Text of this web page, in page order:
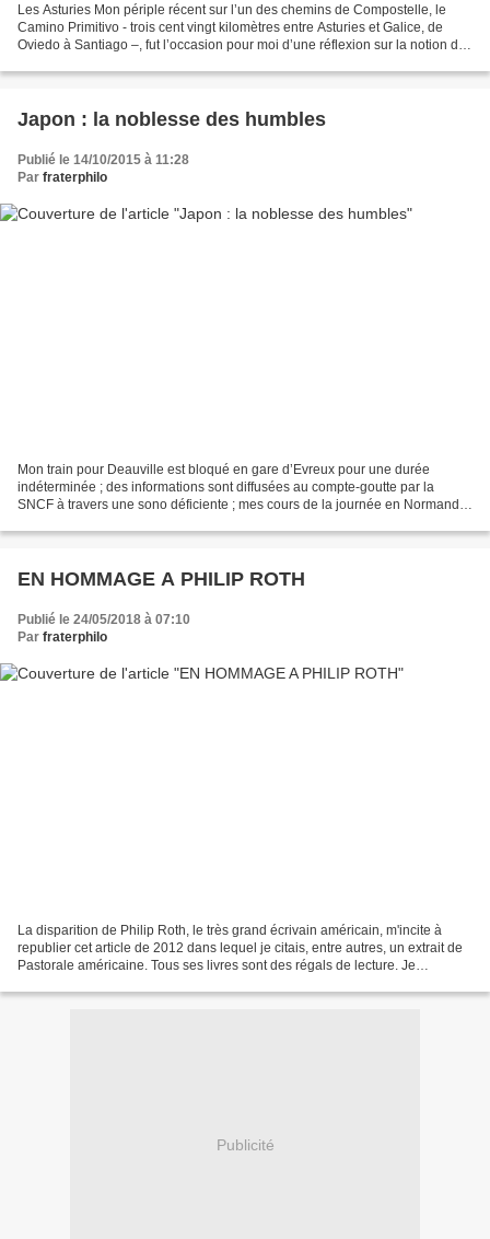
Les Asturies Mon périple récent sur l’un des chemins de Compostelle, le
Camino Primitivo - trois cent vingt kilomètres entre Asturies et Galice, de
Oviedo à Santiago –, fut l’occasion pour moi d’une réflexion sur la notion de
Japon : la noblesse des humbles
Publié le 14/10/2015 à 11:28
Par fraterphilo
Mon train pour Deauville est bloqué en gare d’Evreux pour une durée
indéterminée ; des informations sont diffusées au compte-goutte par la
SNCF à travers une sono déficiente ; mes cours de la journée en Normandie
EN HOMMAGE A PHILIP ROTH
Publié le 24/05/2018 à 07:10
Par fraterphilo
La disparition de Philip Roth, le très grand écrivain américain, m'incite à
republier cet article de 2012 dans lequel je citais, entre autres, un extrait de
Pastorale américaine. Tous ses livres sont des régals de lecture. Je
Publicité